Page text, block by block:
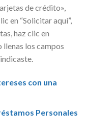
de crédito»,
en “Solicitar aquí”,
haz clic en
llenas los campos
con una
Personales